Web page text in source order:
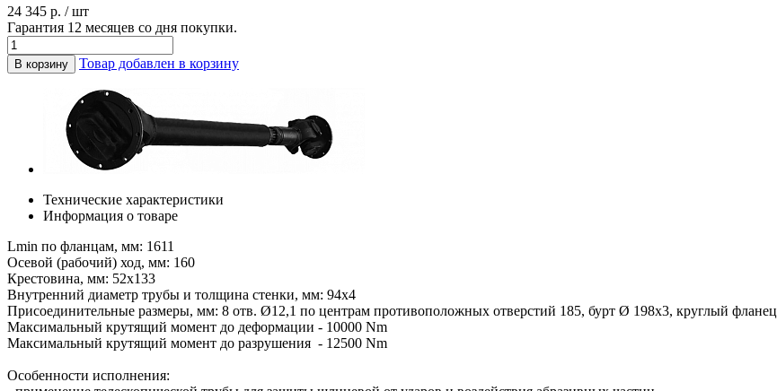
24 345 р. / шт
Гарантия 12 месяцев со дня покупки.
В корзину Товар добавлен в корзину
Технические характеристики
Информация о товаре
Lmin по фланцам, мм: 1611
Осевой (рабочий) ход, мм: 160
Крестовина, мм: 52х133
Внутренний диаметр трубы и толщина стенки, мм: 94х4
Присоединительные размеры, мм: 8 отв. Ø12,1 по центрам противоположных отверстий 185, бурт Ø 198х3, круглый фланец
Максимальный крутящий момент до деформации - 10000 Nm
Максимальный крутящий момент до разрушения - 12500 Nm
Особенности исполнения: